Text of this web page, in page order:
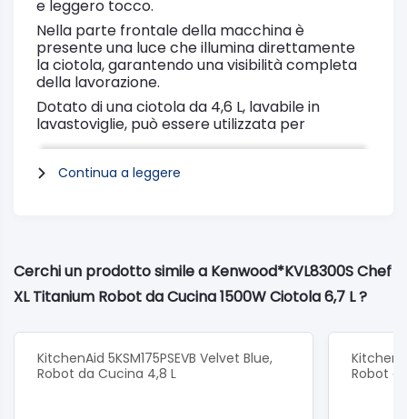
e leggero tocco.
Nella parte frontale della macchina è
presente una luce che illumina direttamente
la ciotola, garantendo una visibilità completa
della lavorazione.
Dotato di una ciotola da 4,6 L, lavabile in
lavastoviglie, può essere utilizzata per
Da un solo albume all'impasto per 44
cupcake, non si avrà alcun problema per
lento e controllato su mix delicati, prevenendo
le perdite d’aria.
Mousse e soufflé saranno più leggeri e più
1 Frusta K in acciaio inox
Continua a leggere
Cerchi un prodotto simile a Kenwood*KVL8300S Chef
XL Titanium Robot da Cucina 1500W Ciotola 6,7 L ?
KitchenAid 5KSM175PSEVB Velvet Blue,
Robot da Cucina 4,8 L
Robot